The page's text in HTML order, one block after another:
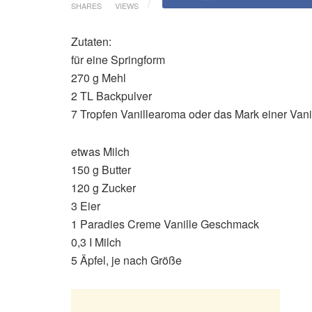
SHARES VIEWS
Zutaten:
für eine Springform
270 g Mehl
2 TL Backpulver
7 Tropfen Vanillearoma oder das Mark einer
etwas Milch
150 g Butter
120 g Zucker
3 Eier
1 Paradies Creme Vanille Geschmack
0,3 I Milch
5 Äpfel, je nach Größe